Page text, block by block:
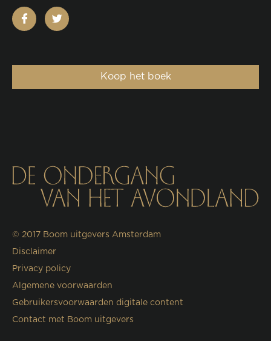
facebooktwitter
Koop het boek
© 2017 Boom uitgevers Amsterdam
Disclaimer
Privacy policy
Algemene voorwaarden
Gebruikersvoorwaarden digitale content
Contact met Boom uitgevers